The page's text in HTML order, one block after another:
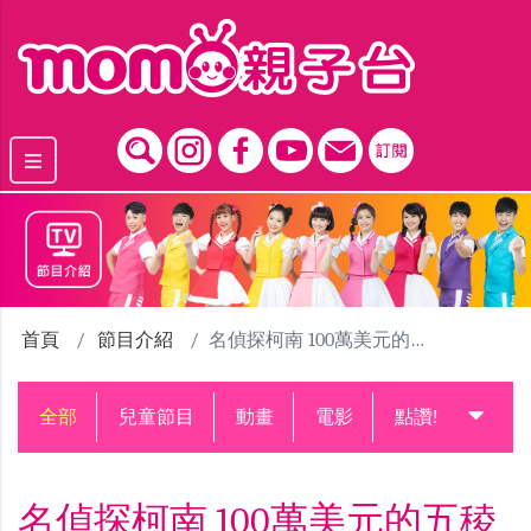
首頁 節目介紹 名偵探柯南 100萬美元的五稜星
全部 兒童節目 動畫 電影 點讚!升級中
名偵探柯南 100萬美元的五稜